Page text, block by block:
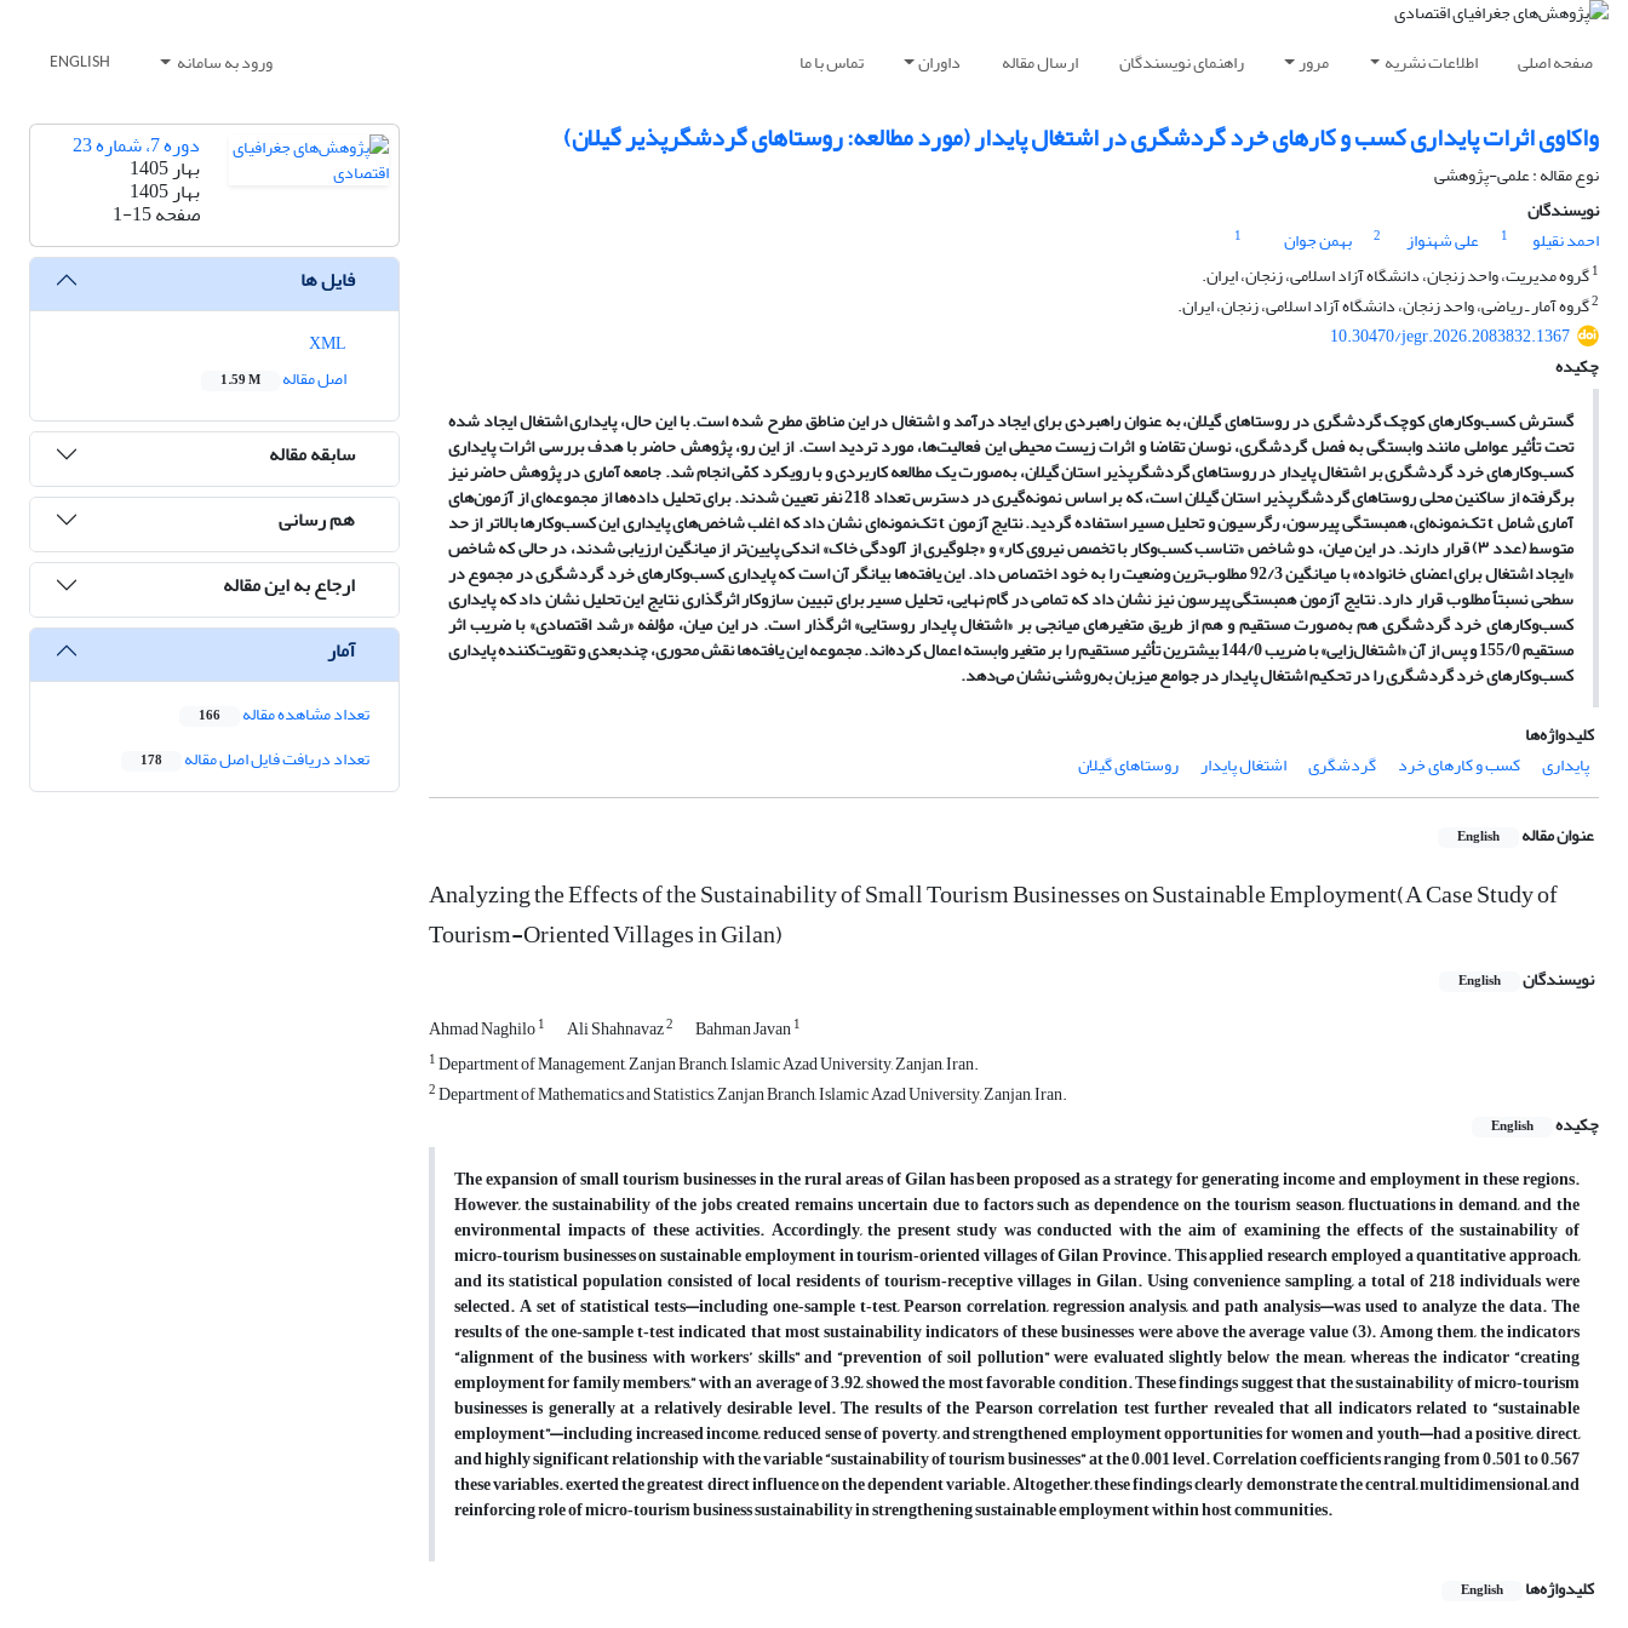
صفحه اصلی اطلاعات نشریه مرور راهنمای نویسندگان ارسال مقاله داوران تماس با ما ورود به سامانه ENGLISH
واکاوی اثرات پایداری کسب و کارهای خرد گردشگری در اشتغال پایدار (مورد مطالعه: روستاهای گردشگرپذیر گیلان)
نوع مقاله : علمی-پژوهشی
نویسندگان
احمد نقیلو
1 علی شهنواز 2 بهمن جوان
1
1گروه مدیریت، واحد زنجان، دانشگاه آزاد اسلامی، زنجان، ایران.
2گروه آمار ـ ریاضی، واحد زنجان، دانشگاه آزاد اسلامی، زنجان، ایران.
10.30470/jegr.2026.2083832.1367
چکیده
گسترش کسب‌وکارهای کوچک گردشگری در روستاهای گیلان، به‌ عنوان راهبردی برای ایجاد درآمد و اشتغال در این مناطق مطرح شده است. با این حال، پایداری اشتغال ایجاد شده
تحت تأثیر عواملی مانند وابستگی به فصل گردشگری، نوسان تقاضا و اثرات زیست محیطی این فعالیت‌ها، مورد تردید است. از این رو، پژوهش حاضر با هدف بررسی اثرات پایداری
کسب‌وکارهای خرد گردشگری بر اشتغال پایدار در روستاهای گردشگرپذیر استان گیلان، به‌صورت یک مطالعه کاربردی و با رویکرد کمّی انجام شد. جامعه آماری در پژوهش حاضر نیز
برگرفته از ساکنین محلی روستاهای گردشگرپذیر استان گیلان است، که بر اساس نمونه‌گیری در دسترس تعداد 218 نفر تعیین شدند. برای تحلیل داده‌ها از مجموعه‌ای از آزمون‌های
آماری شامل t تک‌نمونه‌ای، همبستگی پیرسون، رگرسیون و تحلیل مسیر استفاده گردید. نتایج آزمون t تک‌نمونه‌ای نشان داد که اغلب شاخص‌های پایداری این کسب‌وکارها بالاتر از حد
متوسط (عدد ۳) قرار دارند. در این میان، دو شاخص «تناسب کسب‌وکار با تخصص نیروی کار» و «جلوگیری از آلودگی خاک» اندکی پایین‌تر از میانگین ارزیابی شدند، در حالی که شاخص
«ایجاد اشتغال برای اعضای خانواده» با میانگین 92/3 مطلوب‌ترین وضعیت را به خود اختصاص داد. این یافته‌ها بیانگر آن است که پایداری کسب‌وکارهای خرد گردشگری در مجموع در
سطحی نسبتاً مطلوب قرار دارد. نتایج آزمون همبستگی پیرسون نیز نشان داد که تمامی در گام نهایی، تحلیل مسیر برای تبیین سازوکار اثرگذاری نتایج این تحلیل نشان داد که پایداری
کسب‌وکارهای خرد گردشگری هم به‌صورت مستقیم و هم از طریق متغیرهای میانجی بر «اشتغال پایدار روستایی» اثرگذار است. در این میان، مؤلفه «رشد اقتصادی» با ضریب اثر
مستقیم 155/0 و پس از آن «اشتغال‌زایی» با ضریب 144/0 بیشترین تأثیر مستقیم را بر متغیر وابسته اعمال کرده‌اند. مجموعه این یافته‌ها نقش محوری، چندبعدی و تقویت‌کننده پایداری
کسب‌وکارهای خرد گردشگری را در تحکیم اشتغال پایدار در جوامع میزبان به‌روشنی نشان می‌دهد.
کلیدواژه‌ها
پایداری
کسب و کارهای خرد گردشگری اشتغال پایدار روستاهای گیلان
عنوان مقاله English
Analyzing the Effects of the Sustainability of Small Tourism Businesses on Sustainable Employment(A Case Study of
Tourism-Oriented Villages in Gilan)
نویسندگان English
Ahmad Naghilo1 Ali Shahnavaz2 Bahman Javan1
1Department of Management, Zanjan Branch, Islamic Azad University, Zanjan, Iran.
2Department of Mathematics and Statistics, Zanjan Branch, Islamic Azad University, Zanjan, Iran.
چکیده
English
The expansion of small tourism businesses in the rural areas of Gilan has been proposed as a strategy for generating income and employment in these regions.
However, the sustainability of the jobs created remains uncertain due to factors such as dependence on the tourism season, fluctuations in demand, and the
environmental impacts of these activities. Accordingly, the present study was conducted with the aim of examining the effects of the sustainability of
micro‑tourism businesses on sustainable employment in tourism‑oriented villages of Gilan Province. This applied research employed a quantitative approach,
and its statistical population consisted of local residents of tourism‑receptive villages in Gilan. Using convenience sampling, a total of 218 individuals were
selected. A set of statistical tests—including one‑sample t‑test, Pearson correlation, regression analysis, and path analysis—was used to analyze the data. The
results of the one‑sample t‑test indicated that most sustainability indicators of these businesses were above the average value (3). Among them, the indicators
“alignment of the business with workers’ skills” and “prevention of soil pollution” were evaluated slightly below the mean, whereas the indicator “creating
employment for family members,” with an average of 3.92, showed the most favorable condition. These findings suggest that the sustainability of micro‑tourism
businesses is generally at a relatively desirable level. The results of the Pearson correlation test further revealed that all indicators related to “sustainable
employment”—including increased income, reduced sense of poverty, and strengthened employment opportunities for women and youth—had a positive, direct,
and highly significant relationship with the variable “sustainability of tourism businesses” at the 0.001 level. Correlation coefficients ranging from 0.501 to 0.567
these variables. exerted the greatest direct influence on the dependent variable. Altogether, these findings clearly demonstrate the central, multidimensional, and
reinforcing role of micro‑tourism business sustainability in strengthening sustainable employment within host communities.
کلیدواژه‌ها English
دوره 7، شماره 23
بهار 1405
بهار 1405
صفحه1-15
فایل ها
اصل مقاله
1.59 M
سابقه مقاله
هم رسانی
ارجاع به این مقاله
آمار
تعداد مشاهده مقاله 166
تعداد دریافت فایل اصل مقاله 178